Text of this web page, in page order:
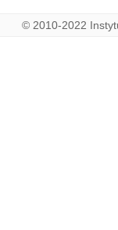
© 2010-2022